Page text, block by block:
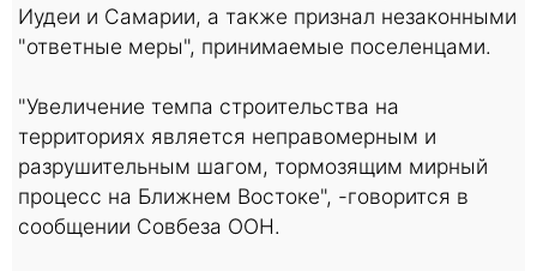
Иудеи и Самарии, а также признал незаконными
"ответные меры", принимаемые поселенцами.
"Увеличение темпа строительства на
территориях является неправомерным и
разрушительным шагом, тормозящим мирный
процесс на Ближнем Востоке", -говорится в
сообщении Совбеза ООН.